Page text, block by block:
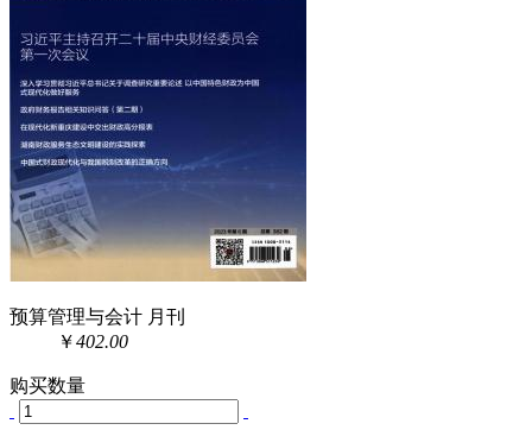
预算管理与会计 月刊
￥402.00
购买数量